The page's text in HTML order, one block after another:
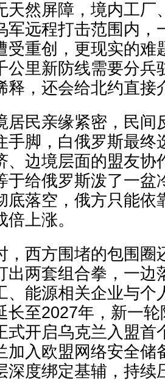
天然屏障，境内工厂
军远程打击范围内，
受重创，更现实的难
公里新防线需要分兵
释，还会给北约直接
居民亲缘紧密，民间
手脚，白俄罗斯最终
、边境层面的盟友协
于给俄罗斯泼了一盆
底落空，俄方只能依
上涨。
，西方围堵的包围圈
出两套组合拳，一边
、能源相关企业与个
长至2027年，新一
式开启乌克兰入盟首
加入欧盟网络安全储
深度绑定基辅，持续